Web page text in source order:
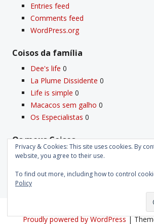
Entries feed
Comments feed
WordPress.org
Coisos da famí­lia
Dee's life 0
La Plume Dissidente 0
Life is simple 0
Macacos sem galho 0
Os Especialistas 0
Os meus Coisos
Deus0
Privacy & Cookies: This site uses cookies. By
website, you agree to their use.
To find out more, including how to control
Policy
Proudly powered by WordPress |